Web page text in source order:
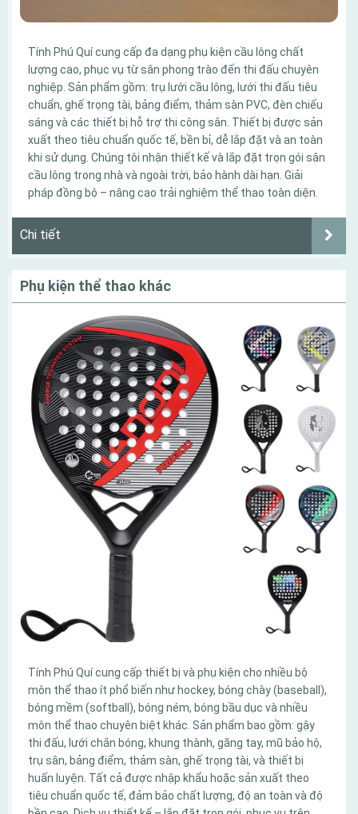
Tính Phú Quí cung cấp đa dạng phụ kiện cầu lông chất
lượng cao, phục vụ từ sân phong trào đến thi đấu chuyên
nghiệp. Sản phẩm gồm: trụ lưới cầu lông, lưới thi đấu tiêu
chuẩn, ghế trọng tài, bảng điểm, thảm sàn PVC, đèn chiếu
sáng và các thiết bị hỗ trợ thi công sân. Thiết bị được sản
xuất theo tiêu chuẩn quốc tế, bền bỉ, dễ lắp đặt và an toàn
khi sử dụng. Chúng tôi nhận thiết kế và lắp đặt trọn gói sân
cầu lông trong nhà và ngoài trời, bảo hành dài hạn. Giải
pháp đồng bộ – nâng cao trải nghiệm thể thao toàn diện.
Chi tiết
Phụ kiện thể thao khác
Tính Phú Quí cung cấp thiết bị và phụ kiện cho nhiều bộ
môn thể thao ít phổ biến như hockey, bóng chày (baseball),
bóng mềm (softball), bóng ném, bóng bầu dục và nhiều
môn thể thao chuyên biệt khác. Sản phẩm bao gồm: gậy
thi đấu, lưới chắn bóng, khung thành, găng tay, mũ bảo hộ,
trụ sân, bảng điểm, thảm sàn, ghế trọng tài, và thiết bị
huấn luyện. Tất cả được nhập khẩu hoặc sản xuất theo
tiêu chuẩn quốc tế, đảm bảo chất lượng, độ an toàn và độ